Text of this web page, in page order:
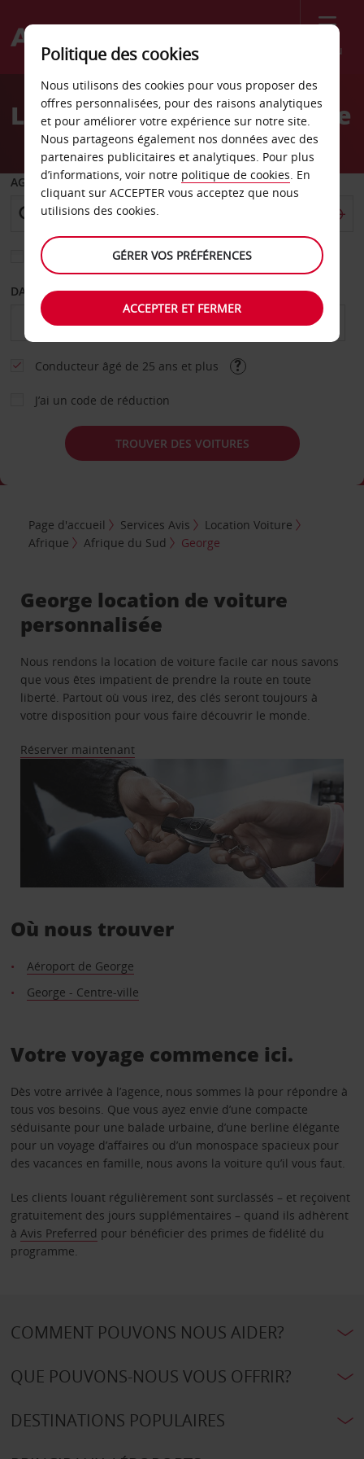
Menu
Welcome
AvisLocation de voiture George
AGENCE DE DÉPART
Sélectionnez une autre agence de retour
DATE DE DÉBUT DATE DE FIN
Conducteur âgé de 25 ans et plus
J’ai un code de réduction
TROUVER DES VOITURES
Page d'accueil Services Avis
Location Voiture
Afrique
Afrique du Sud George
George location de voiture
personnalisée
Nous rendons la location de voiture facile car nous savons
que vous êtes impatient de prendre la route en toute
liberté. Partout où vous irez, des clés seront toujours à
votre disposition pour vous faire découvrir le monde.
Réserver maintenant
Où nous trouver
Aéroport de George
George - Centre-ville
Votre voyage commence ici.
Dès votre arrivée à l’agence, nous sommes là pour répondre à
tous vos besoins. Que vous ayez envie d’une compacte
séduisante pour une balade urbaine, d’une berline élégante
pour un voyage d’affaires ou d’un monospace spacieux pour
des vacances en famille, nous avons la voiture qu’il vous faut.
Les clients louant régulièrement sont surclassés – et reçoivent
gratuitement des jours supplémentaires – quand ils adhèrent
à Avis Preferred pour bénéficier des primes de fidélité du
programme.
COMMENT POUVONS NOUS AIDER?
QUE POUVONS-NOUS VOUS OFFRIR?
DESTINATIONS POPULAIRES
Politique des cookies
Nous utilisons des cookies pour vous proposer des
offres personnalisées, pour des raisons analytiques
et pour améliorer votre expérience sur notre site.
Nous partageons également nos données avec des
partenaires publicitaires et analytiques. Pour plus
d’informations, voir notre politique de cookies. En
cliquant sur ACCEPTER vous acceptez que nous
utilisions des cookies.
GÉRER VOS PRÉFÉRENCES
ACCEPTER ET FERMER